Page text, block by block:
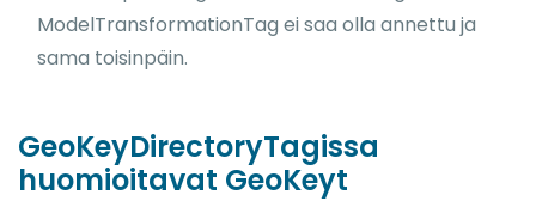
ModelTransformationTag ei saa olla annettu ja
sama toisinpäin.
GeoKeyDirectoryTagissa
huomioitavat GeoKeyt